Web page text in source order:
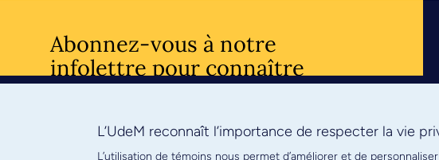
Abonnez-vous à notre
infolettre pour connaître
l’actualité facultaire
S'ABONNER
L’UdeM reconnaît l’importance de respecter la vie
L’utilisation de témoins nous permet d’améliorer et de